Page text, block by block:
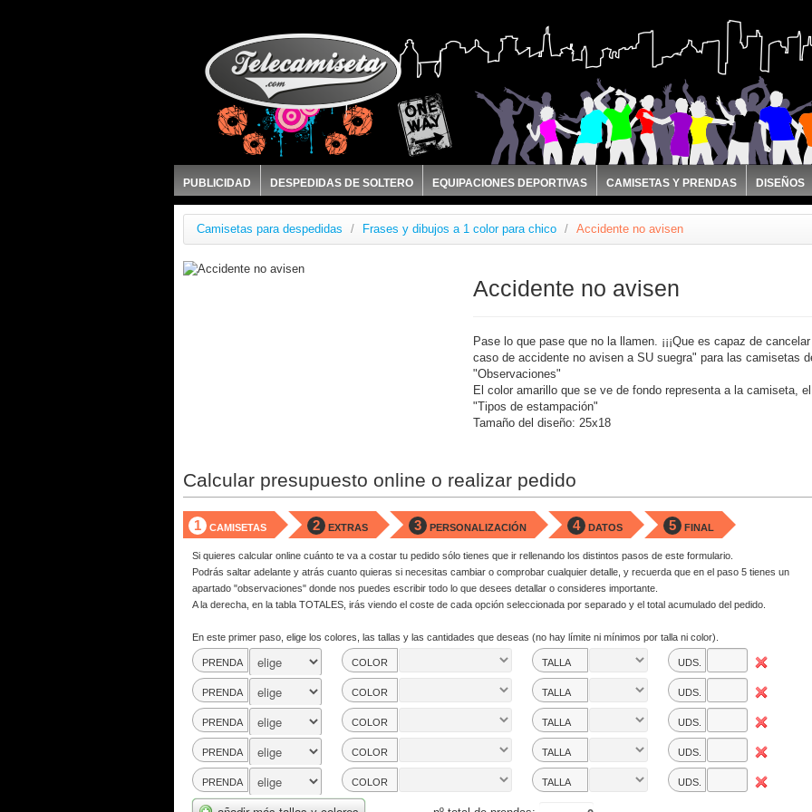
PUBLICIDAD DESPEDIDAS DE SOLTERO EQUIPACIONES DEPORTIVAS CAMISETAS Y PRENDAS DISEÑOS
Camisetas para despedidas / Frases y dibujos a 1 color para chico / Accidente no avisen
Accidente no avisen
Pase lo que pase que no la llamen. ¡¡¡Que es capaz de
caso de accidente no avisen a SU suegra" para las camisetas
"Observaciones"
El color amarillo que se ve de fondo representa a la camiseta,
"Tipos de estampación"
Tamaño del diseño: 25x18
Calcular presupuesto online o realizar pedido
1 CAMISETAS 2 EXTRAS 3 PERSONALIZACIÓN 4 DATOS 5 FINAL
Si quieres calcular online cuánto te va a costar tu pedido sólo tienes que ir rellenando los distintos pasos de este formulario.
Podrás saltar adelante y atrás cuanto quieras si necesitas cambiar o comprobar cualquier detalle, y recuerda que en el paso 5 tienes un
apartado "observaciones" donde nos puedes escribir todo lo que desees detallar o consideres importante.
A la derecha, en la tabla TOTALES, irás viendo el coste de cada opción seleccionada por separado y el total acumulado del pedido.
En este primer paso, elige los colores, las tallas y las cantidades que deseas (no hay límite ni mínimos por talla ni color).
PRENDA COLOR TALLA UDS.
PRENDA COLOR TALLA UDS.
PRENDA COLOR TALLA UDS.
PRENDA COLOR TALLA UDS.
PRENDA COLOR TALLA UDS.